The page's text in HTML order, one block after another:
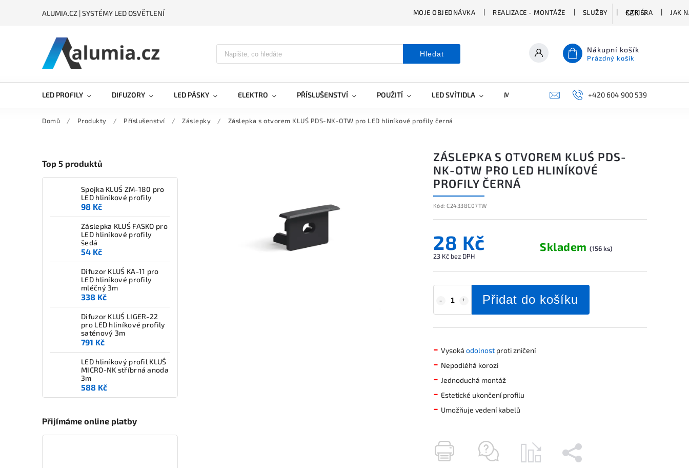
ALUMIA.CZ | SYSTÉMY LED OSVĚTLENÍ MOJE OBJEDNÁVKA REALIZACE - MONTÁŽE SLUŽBY KARIÉRA JAK
CZK
Hledat Nákupní košík
Prázdný košík
LED PROFILY DIFUZORY LED PÁSKY ELEKTRO PŘÍSLUŠENSTVÍ POUŽITÍ LED SVÍTIDLA MARKETING KONTAKTY+420 604 900 539
Domů / Produkty / Příslušenství / Záslepky / Záslepka s otvorem KLUŚ PDS-NK-OTW pro LED hliníkové profily černá
Top 5 produktů
Spojka KLUŚ ZM-180 pro
LED hliníkové profily
98 Kč
Záslepka KLUŚ FASKO pro
LED hliníkové profily
šedá
54 Kč
Difuzor KLUŚ KA-11 pro
LED hliníkové profily
mléčný 3m
338 Kč
Difuzor KLUŚ LIGER-22
pro LED hliníkové profily
saténový 3m
791 Kč
LED hliníkový profil KLUŚ
MICRO-NK stříbrná anoda
3m
588 Kč
Přijímáme online platby
ZÁSLEPKA S OTVOREM KLUŚ PDS-
NK-OTW PRO LED HLINÍKOVÉ
PROFILY ČERNÁ
Kód: C24338C07TW
28 Kč
23 Kč bez DPH
Skladem(156 ks)
Přidat do košíku
- Vysoká odolnostproti zničení
- Nepodléhá korozi
- Jednoduchá montáž
- Estetické ukončení profilu
- Umožňuje vedení kabelů